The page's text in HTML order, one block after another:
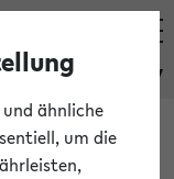
eKVV
und ähnliche
um die